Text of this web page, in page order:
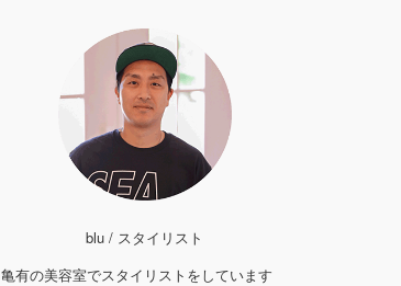
blu / スタイリスト
亀有の美容室でスタイリストをしています